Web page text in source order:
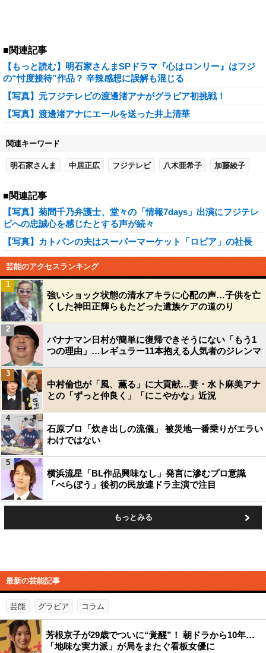
■関連記事
【もっと読む】明石家さんまSPドラマ『心はロンリー』はフジ
の“忖度接待”作品？ 辛辣感想に誤解も混じる
【写真】元フジテレビの渡邊渚アナがグラビア初挑戦！
【写真】渡邊渚アナにエールを送った井上清華
関連キーワード
明石家さんま 中居正広 フジテレビ 八木亜希子 加藤綾子
■関連記事
【写真】菊間千乃弁護士、堂々の「情報7days」出演にフジテレ
ビへの忠誠心を感じたとする声が続々
【写真】カトパンの夫はスーパーマーケット「ロピア」の社長
芸能のアクセスランキング
強いショック状態の清水アキラに心配の声…子供を亡
くした神田正輝らもたどった遺族ケアの道のり
1
バナナマン日村が簡単に復帰できそうにない「もう1
つの理由」…レギュラー11本抱える人気者のジレンマ
2
中村倫也が「風、薫る」に大貢献…妻・水卜麻美アナ
との「ずっと仲良く」「にこやかな」近況
3
石原プロ「炊き出しの流儀」 被災地一番乗りがエラい
わけではない
4
横浜流星「BL作品興味なし」発言に滲むプロ意識
「べらぼう」後初の民放連ドラ主演で注目
5
もっとみる
最新の芸能記事
芸能 グラビア コラム
芳根京子が29歳でついに“覚醒”！ 朝ドラから10年…
「地味な実力派」が局をまたぐ看板女優に